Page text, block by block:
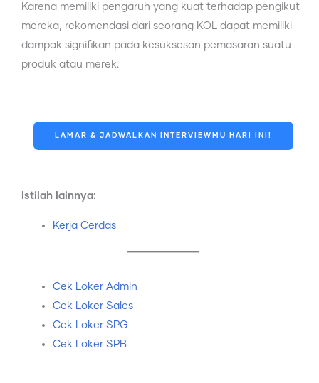
Karena memiliki pengaruh yang kuat terhadap pengikut
mereka, rekomendasi dari seorang KOL dapat memiliki
dampak signifikan pada kesuksesan pemasaran suatu
produk atau merek.
LAMAR & JADWALKAN INTERVIEWMU HARI INI!
Istilah lainnya:
Kerja Cerdas
Cek Loker Admin
Cek Loker Sales
Cek Loker SPG
Cek Loker SPB